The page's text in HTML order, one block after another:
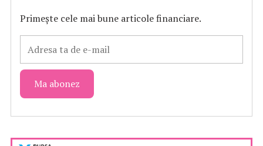
Primește cele mai bune articole financiare.